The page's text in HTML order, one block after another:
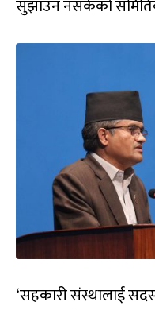
सुझाउन नसकेको
‘सहकारी संस्थालाई